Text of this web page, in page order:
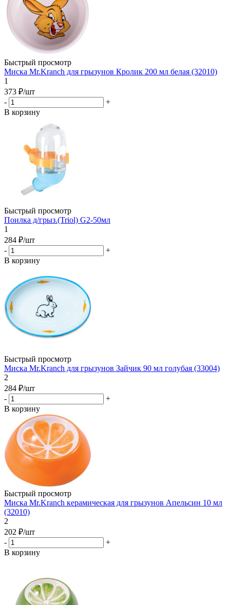
Быстрый просмотр
Миска Mr.Kranch для грызунов Кролик 200 мл белая (32010)
1
373 ₽/шт
-
+
В корзину
Быстрый просмотр
Поилка д/грыз.(Triol) G2-50мл
1
284 ₽/шт
-
+
В корзину
Быстрый просмотр
Миска Mr.Kranch для грызунов Зайчик 90 мл голубая (33004)
2
284 ₽/шт
-
+
В корзину
Быстрый просмотр
Миска Mr.Kranch керамическая для грызунов Апельсин 10 мл
(32010)
2
202 ₽/шт
-
+
В корзину